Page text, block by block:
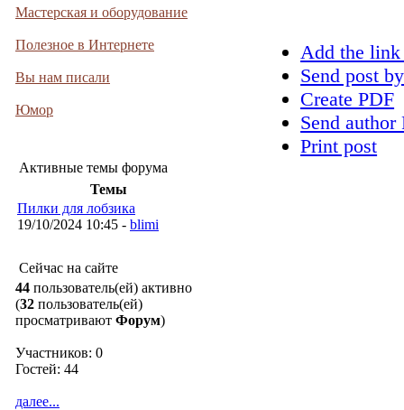
Мастерская и оборудование
Полезное в Интернете
Вы нам писали
Юмор
Активные темы форума
Темы
Пилки для лобзика
19/10/2024 10:45 - blimi
Сейчас на сайте
44 пользователь(ей) активно
(32 пользователь(ей)
просматривают Форум)
Участников: 0
Гостей: 44
далее...
Add the
Send post
Create PDF
Send
Print post